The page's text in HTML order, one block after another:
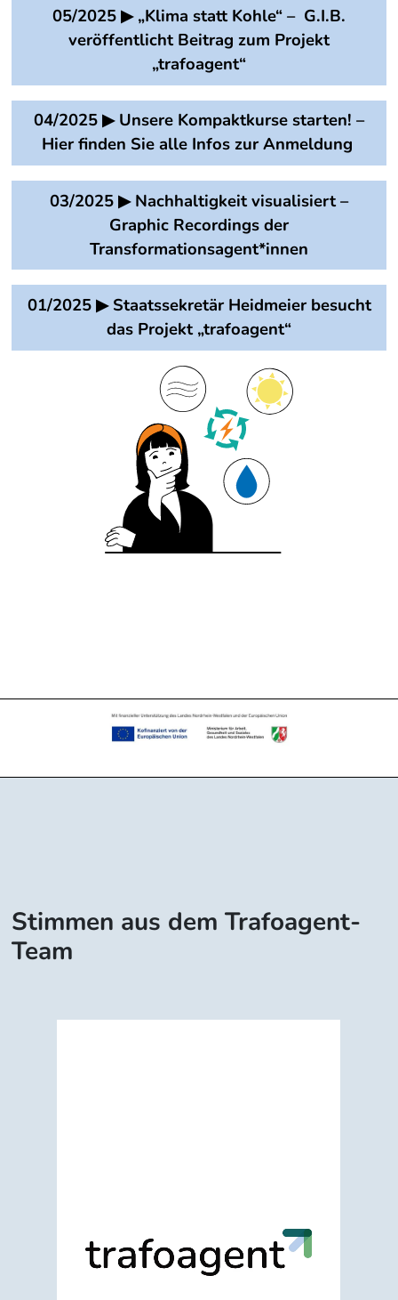
05/2025 ▶ „Klima statt Kohle“– G.I.B.
veröffentlicht Beitrag zum Projekt
„trafoagent“
04/2025 ▶ Unsere Kompaktkurse starten! –
Hier finden Sie alle Infos zur Anmeldung
03/2025 ▶ Nachhaltigkeit visualisiert –
Graphic Recordings der
Transformationsagent*innen
01/2025 ▶ Staatssekretär Heidmeier besucht
das Projekt „trafoagent“
Stimmen aus dem Trafoagent-
Team